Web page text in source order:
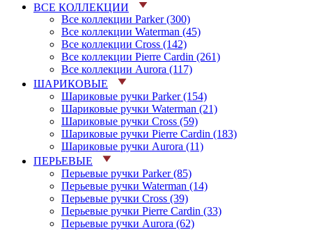
ВСЕ КОЛЛЕКЦИИ
Все коллекции Parker (300)
Все коллекции Waterman (45)
Все коллекции Cross (142)
Все коллекции Pierre Cardin (261)
Все коллекции Aurora (117)
ШАРИКОВЫЕ
Шариковые ручки Parker (154)
Шариковые ручки Waterman (21)
Шариковые ручки Cross (59)
Шариковые ручки Pierre Cardin (183)
Шариковые ручки Aurora (11)
ПЕРЬЕВЫЕ
Перьевые ручки Parker (85)
Перьевые ручки Waterman (14)
Перьевые ручки Cross (39)
Перьевые ручки Pierre Cardin (33)
Перьевые ручки Aurora (62)